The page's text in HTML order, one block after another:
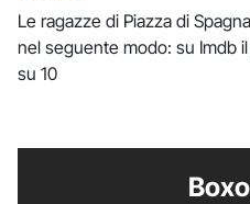
Le ragazze di Piazza di
nel seguente modo: su Imdb
su 10